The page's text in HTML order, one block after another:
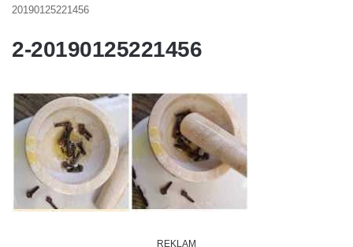
20190125221456
2-20190125221456
REKLAM